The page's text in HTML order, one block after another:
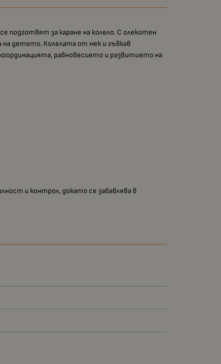
подготвят за каране на колело. С олекотен
на детето. Колелата от мек и гъвкав
равновесието и развитието на
и контрол, докато се забавлява в